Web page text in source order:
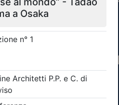
Continua
per Ordini e
Professionali
la sezione dei filtri ricerca